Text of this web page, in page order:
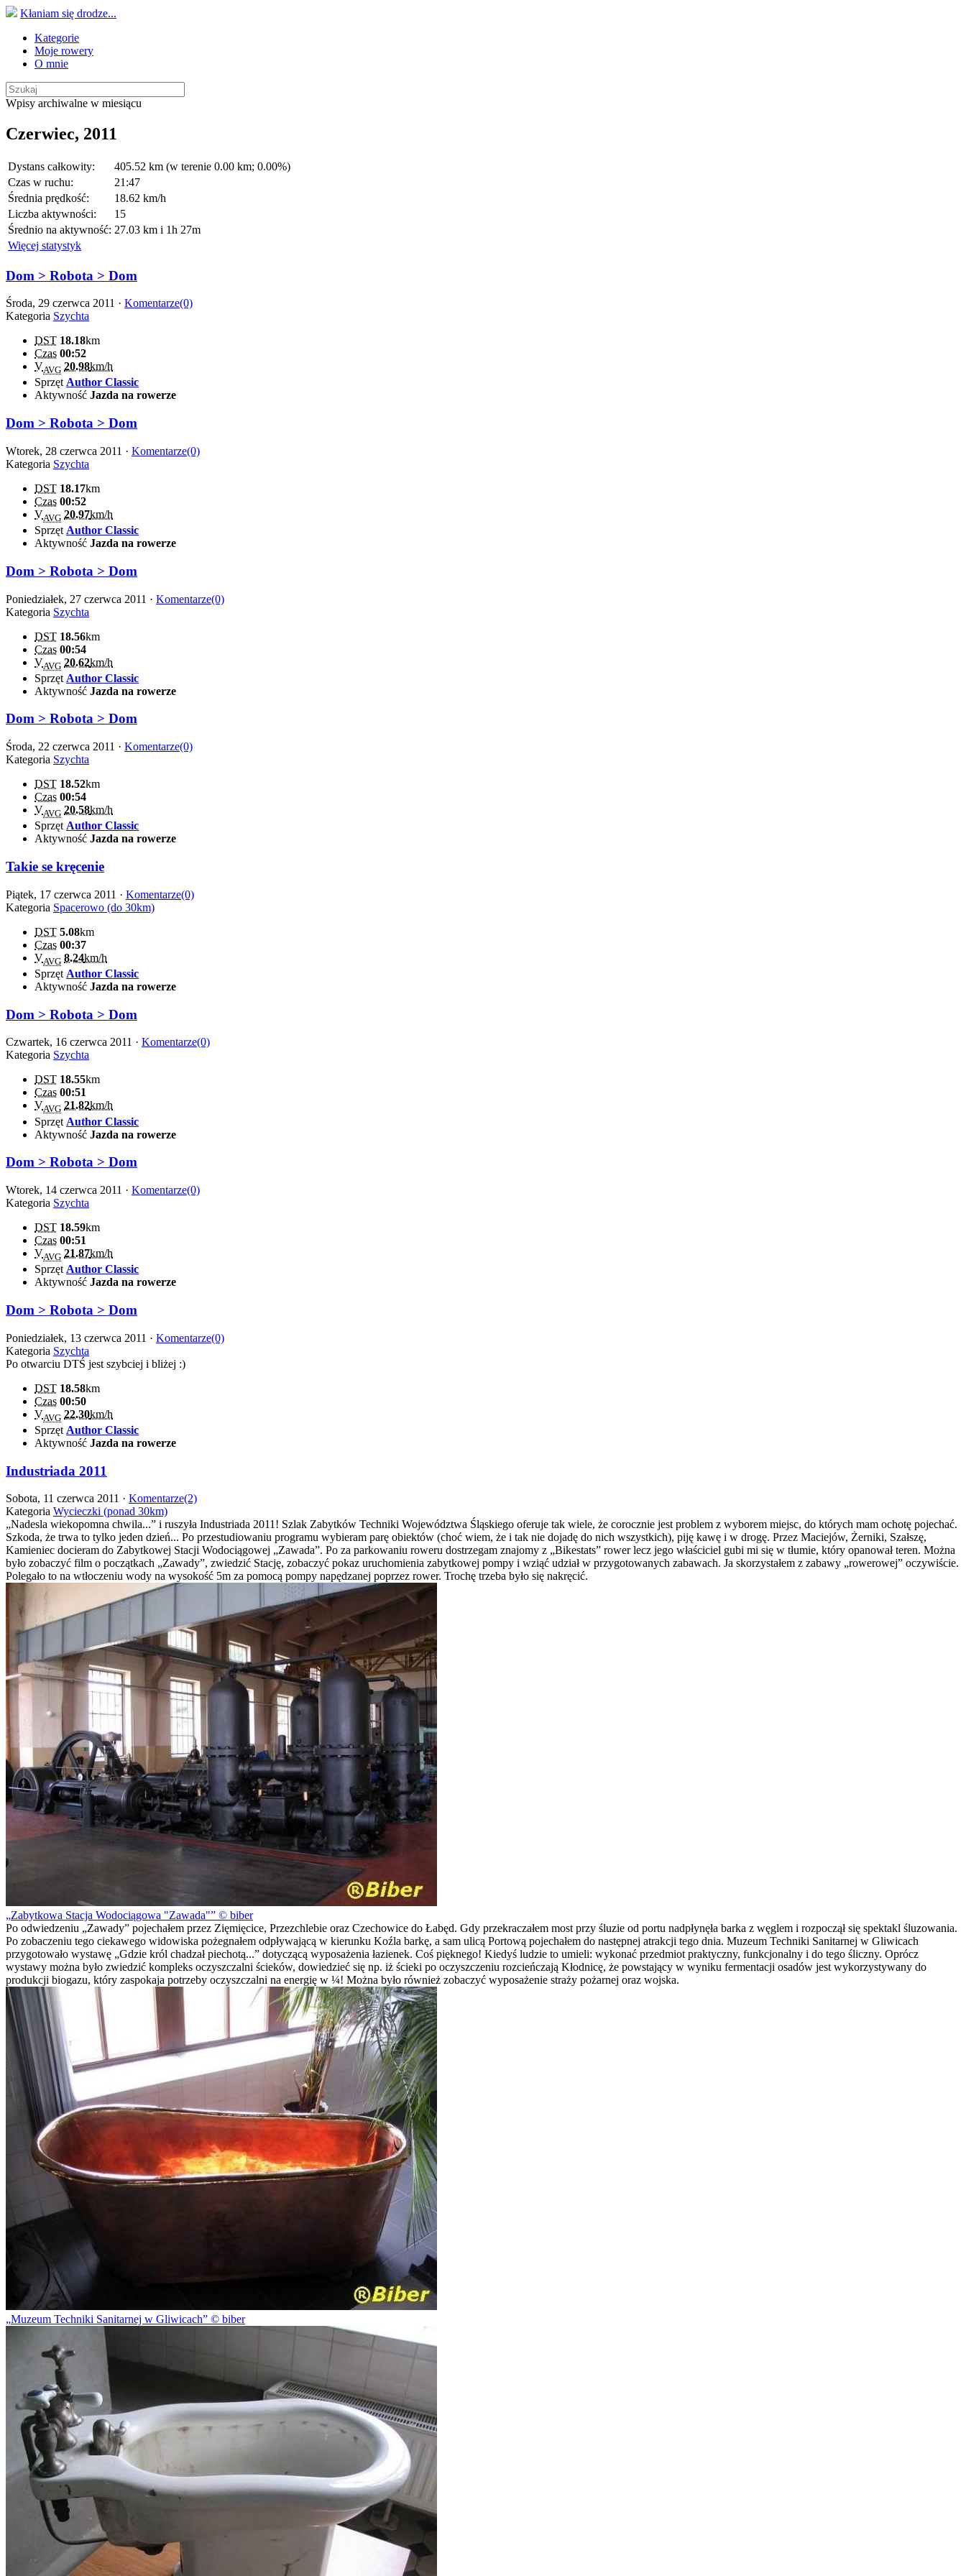
Kłaniam się drodze...
Kategorie
Moje rowery
O mnie
Wpisy archiwalne w miesiącu
Czerwiec, 2011
Dystans całkowity:
405.52 km (w terenie 0.00 km; 0.00%)
Czas w ruchu:
21:47
Średnia prędkość:
18.62 km/h
Liczba aktywności:
15
Średnio na aktywność: 27.03 km i 1h 27m
Więcej statystyk
Dom > Robota > Dom
Środa, 29 czerwca 2011 · Komentarze(0)
Kategoria Szychta
DST 18.18km
Czas 00:52
VAVG 20.98km/h
SprzętAuthor Classic
Aktywność Jazda na rowerze
Dom > Robota > Dom
Wtorek, 28 czerwca 2011 · Komentarze(0)
Kategoria Szychta
DST 18.17km
Czas 00:52
VAVG 20.97km/h
Sprzęt Author Classic
Aktywność Jazda na rowerze
Dom > Robota > Dom
Poniedziałek, 27 czerwca 2011 · Komentarze(0)
Kategoria Szychta
DST 18.56km
Czas 00:54
VAVG 20.62km/h
Sprzęt Author Classic
Aktywność Jazda na rowerze
Dom > Robota > Dom
Środa, 22 czerwca 2011 · Komentarze(0)
Kategoria Szychta
DST 18.52km
Czas 00:54
VAVG 20.58km/h
Sprzęt Author Classic
Aktywność Jazda na rowerze
Takie se kręcenie
Piątek, 17 czerwca 2011 · Komentarze(0)
Kategoria Spacerowo (do 30km)
DST 5.08km
Czas 00:37
VAVG 8.24km/h
Sprzęt Author Classic
Aktywność Jazda na rowerze
Dom > Robota > Dom
Czwartek, 16 czerwca 2011 · Komentarze(0)
Kategoria Szychta
DST 18.55km
Czas 00:51
VAVG 21.82km/h
Sprzęt Author Classic
Aktywność Jazda na rowerze
Dom > Robota > Dom
Wtorek, 14 czerwca 2011 · Komentarze(0)
Kategoria Szychta
DST 18.59km
Czas 00:51
VAVG 21.87km/h
Sprzęt Author Classic
Aktywność Jazda na rowerze
Dom > Robota > Dom
Poniedziałek, 13 czerwca 2011 · Komentarze(0)
Kategoria Szychta
Po otwarciu DTŚ jest szybciej i bliżej :)
DST 18.58km
Czas 00:50
VAVG 22.30km/h
Sprzęt Author Classic
Aktywność Jazda na rowerze
Industriada 2011
Sobota, 11 czerwca 2011 · Komentarze(2)
Kategoria Wycieczki (ponad 30km)
„Nadesla wiekopomna chwila...” i ruszyła Industriada 2011! Szlak Zabytków Techniki Województwa Śląskiego oferuje tak wiele, że corocznie jest problem z wyborem miejsc, do których mam ochotę pojechać.
Szkoda, że trwa to tylko jeden dzień... Po przestudiowaniu programu wybieram parę obiektów (choć wiem, że i tak nie dojadę do nich wszystkich), piję kawę i w drogę. Przez Maciejów, Żerniki, Szałszę,
Kamieniec docieram do Zabytkowej Stacji Wodociągowej „Zawada”. Po za parkowaniu roweru dostrzegam znajomy z „Bikestats” rower lecz jego właściciel gubi mi się w tłumie, który opanował teren. Można
było zobaczyć film o początkach „Zawady”, zwiedzić Stację, zobaczyć pokaz uruchomienia zabytkowej pompy i wziąć udział w przygotowanych zabawach. Ja skorzystałem z zabawy „rowerowej” oczywiście.
Polegało to na wtłoczeniu wody na wysokość 5m za pomocą pompy napędzanej poprzez rower. Trochę trzeba było się nakręcić.
Zabytkowa Stacja Wodociągowa "Zawada"
© biber
Po odwiedzeniu „Zawady” pojechałem przez Zięmięcice, Przezchlebie oraz Czechowice do Łabęd. Gdy przekraczałem most przy śluzie od portu nadpłynęła barka z węglem i rozpoczął się spektakl śluzowania.
Po zobaczeniu tego ciekawego widowiska pożegnałem odpływającą w kierunku Koźla barkę, a sam ulicą Portową pojechałem do następnej atrakcji tego dnia. Muzeum Techniki Sanitarnej w Gliwicach
przygotowało wystawę „Gdzie król chadzał piechotą...” dotyczącą wyposażenia łazienek. Coś pięknego! Kiedyś ludzie to umieli: wykonać przedmiot praktyczny, funkcjonalny i do tego śliczny. Oprócz
wystawy można było zwiedzić kompleks oczyszczalni ścieków, dowiedzieć się np. iż ścieki po oczyszczeniu rozcieńczają Kłodnicę, że powstający w wyniku fermentacji osadów jest wykorzystywany do
produkcji biogazu, który zaspokaja potrzeby oczyszczalni na energię w ¼! Można było również zobaczyć wyposażenie straży pożarnej oraz wojska.
Muzeum Techniki Sanitarnej w Gliwicach © biber